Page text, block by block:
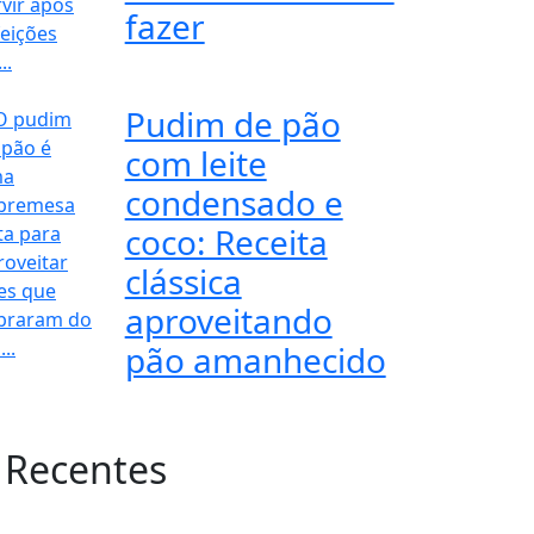
fazer
Pudim de pão
com leite
condensado e
coco: Receita
clássica
aproveitando
pão amanhecido